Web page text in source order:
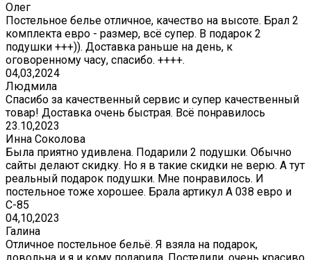
Олег
Постельное белье отличное, качество на высоте. Брал 2
комплекта евро - размер, всё супер. В подарок 2
подушки +++)). Доставка раньше на день, к
оговоренному часу, спасибо. ++++.
04,03,2024
Людмила
Спасибо за качественный сервис и супер качественный
товар! Доставка очень быстрая. Всё понравилось
23.10,2023
Инна Соколова
Была приятно удивлена. Подарили 2 подушки. Обычно
сайты делают скидку. Но я в такие скидки не верю. А тут
реальный подарок подушки. Мне понравилось. И
постельное тоже хорошее. Брала артикул А 038 евро и
С-85
04,10,2023
Галина
Отличное постельное бельё. Я взяла на подарок,